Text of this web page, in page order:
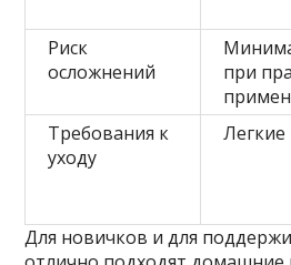
Риск
осложнений
при
Требования к
уходу
Для новичков и для